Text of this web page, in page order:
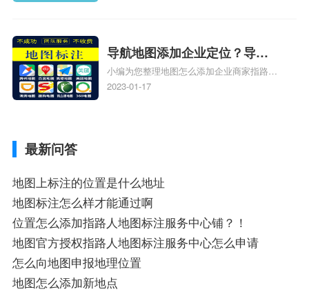
导航地图添加企业定位？导航
定位企业？
小编为您整理地图怎么添加企业商家指路人
地图标注服务中心铺名称、地图怎么添加企
2023-01-17
最新问答
地图上标注的位置是什么地址
地图标注怎么样才能通过啊
位置怎么添加指路人地图标注服务中心铺？！
地图官方授权指路人地图标注服务中心怎么申请
怎么向地图申报地理位置
地图怎么添加新地点